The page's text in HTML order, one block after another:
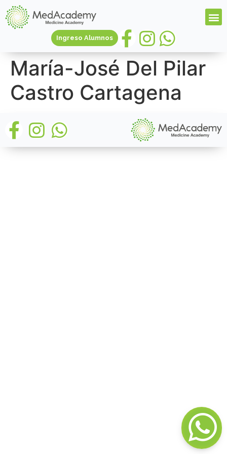
Ingreso Alumnos
María-José Del Pilar
Castro Cartagena